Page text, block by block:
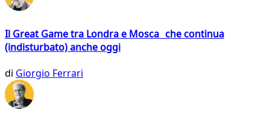
Il Great Game tra Londra e Mosca che continua
(indisturbato) anche oggi
di Giorgio Ferrari